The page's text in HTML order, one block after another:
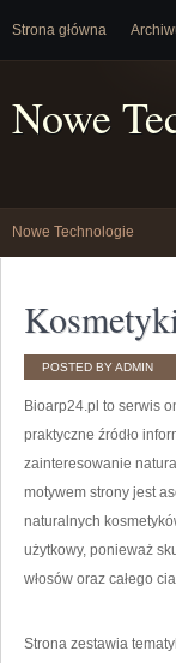
Strona główna
Nowe
Nowe Technologie
POSTED BY ADMIN
Bioarp24.pl to serwis
praktyczne źródło
zainteresowanie
motywem strony jest
naturalnych
użytkowy, ponieważ
włosów oraz całego
Strona zestawia